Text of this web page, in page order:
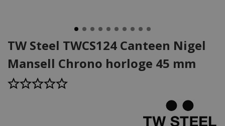
TW Steel TWCS124 Canteen Nigel
Mansell Chrono horloge 45 mm